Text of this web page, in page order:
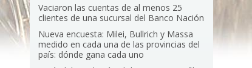
Vaciaron las cuentas de al menos 25
clientes de una sucursal del Banco Nación
Nueva encuesta: Milei, Bullrich y Massa
medido en cada una de las provincias del
país: dónde gana cada uno